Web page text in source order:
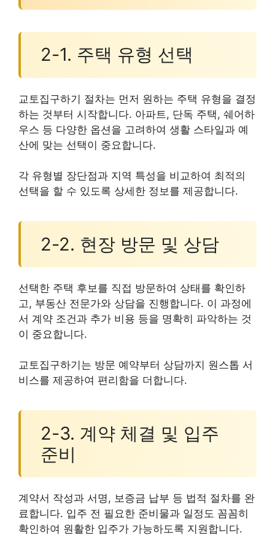
2-1. 주택 유형 선택
교토집구하기 절차는 먼저 원하는 주택 유형을 결정
하는 것부터 시작합니다. 아파트, 단독 주택, 쉐어하
우스 등 다양한 옵션을 고려하여 생활 스타일과 예
산에 맞는 선택이 중요합니다.
각 유형별 장단점과 지역 특성을 비교하여 최적의
선택을 할 수 있도록 상세한 정보를 제공합니다.
2-2. 현장 방문 및 상담
선택한 주택 후보를 직접 방문하여 상태를 확인하
고, 부동산 전문가와 상담을 진행합니다. 이 과정에
서 계약 조건과 추가 비용 등을 명확히 파악하는 것
이 중요합니다.
교토집구하기는 방문 예약부터 상담까지 원스톱 서
비스를 제공하여 편리함을 더합니다.
2-3. 계약 체결 및 입주
준비
계약서 작성과 서명, 보증금 납부 등 법적 절차를 완
료합니다. 입주 전 필요한 준비물과 일정도 꼼꼼히
확인하여 원활한 입주가 가능하도록 지원합니다.